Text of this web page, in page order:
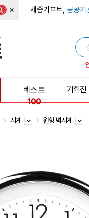
× 세종기프트, 공공기
베스트
100
기획전
시계 원형 벽시계